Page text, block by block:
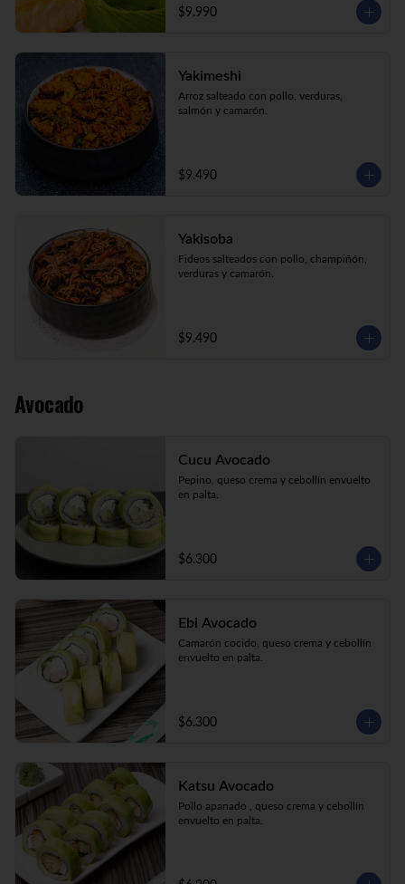
$9.990
Yakimeshi
Arroz salteado con pollo, verduras,
salmón y camarón.
$9.490
Yakisoba
Fideos salteados con pollo, champiñón,
verduras y camarón.
$9.490
Avocado
Cucu Avocado
Pepino, queso crema y cebollín envuelto
en palta.
$6.300
Ebi Avocado
Camarón cocido, queso crema y cebollín
envuelto en palta.
$6.300
Katsu Avocado
Pollo apanado , queso crema y cebollín
envuelto en palta.